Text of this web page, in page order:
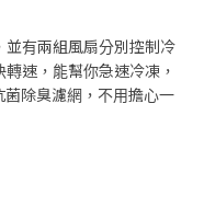
有兩組風扇分別控制冷
速，能幫你急速冷凍，
除臭濾網，不用擔心一